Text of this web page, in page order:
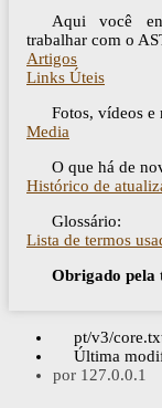
Aqui você
trabalhar com o
Artigos
Links Úteis
Fotos, vídeos e
Media
O que há de
Histórico de
Glossário:
Lista de termos
Obrigado pela
pt/v3/
Última
por 127.0.0.1